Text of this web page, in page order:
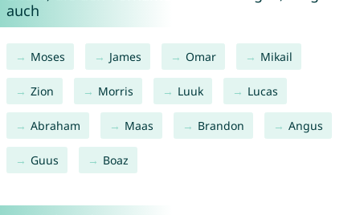
auch
Moses James Omar Mikail
Zion Morris Luuk Lucas
Abraham Maas Brandon Angus
Guus Boaz